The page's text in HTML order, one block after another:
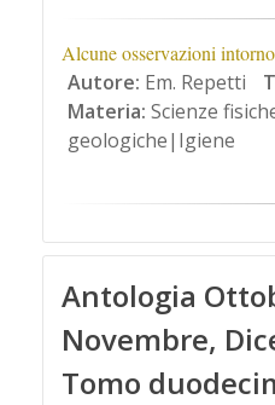
Alcune osservazioni
Autore: Em. Repetti
Materia: Scienze
geologiche|Igiene
Antologia
Novembre,
Tomo